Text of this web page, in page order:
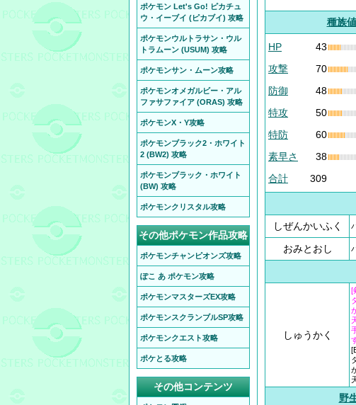
種族値
HP
43
攻撃
70
防御
48
特攻
50
特防
60
素早さ
38
合計
309
しぜんかいふく
おみとおし
しゅうかく
[
野
ポケモン Let's Go! ピカチュ
ウ・イーブイ (ピカブイ) 攻略
ポケモンウルトラサン・ウル
トラムーン (USUM) 攻略
ポケモンサン・ムーン攻略
ポケモンオメガルビー・アル
ファサファイア (ORAS) 攻略
ポケモンX・Y攻略
ポケモンブラック2・ホワイト
2 (BW2) 攻略
ポケモンブラック・ホワイト
(BW) 攻略
ポケモンクリスタル攻略
その他ポケモン作品攻略
ポケモンチャンピオンズ攻略
ぽこ あ ポケモン攻略
ポケモンマスターズEX攻略
ポケモンスクランブルSP攻略
ポケモンクエスト攻略
ポケとる攻略
その他コンテンツ